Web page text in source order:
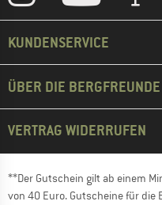
KUNDENSERVICE
ÜBER DIE BERGFREUNDE
VERTRAG WIDERRUFEN
**Der Gutschein gilt ab einem
von 40 Euro. Gutscheine für